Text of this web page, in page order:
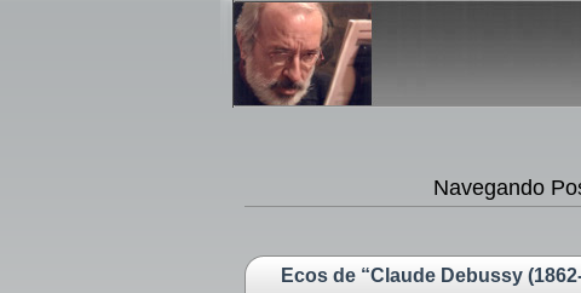
Navegando
Ecos de “Claude Debussy